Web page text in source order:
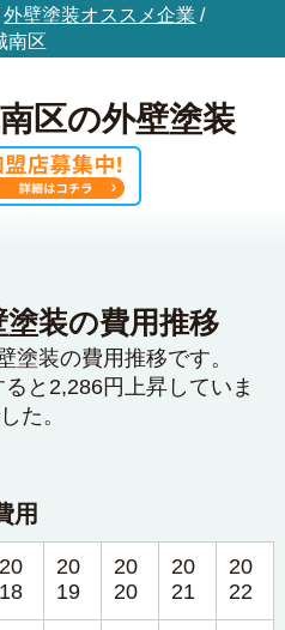
外壁塗装オススメ企業 /
南区
区の外壁塗装
装の費用推移
塗装の費用推移です。
と2,286円上昇していま
た。
用
20
18
20
19
20
20
20
21
20
22